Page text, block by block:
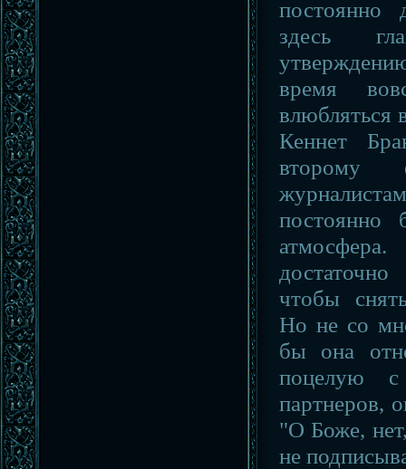
постоянно
здесь
время
влюбляться
Кеннет
второму
постоянно
чтобы
Но не со
бы она
поцелую
партнеров,
"О Боже,
не